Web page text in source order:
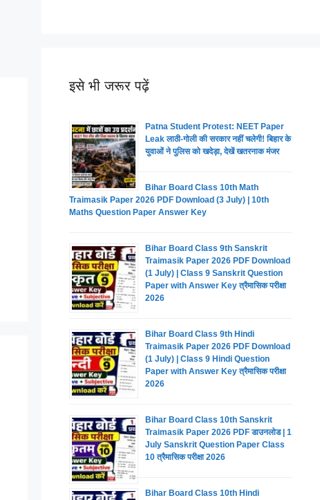
इसे भी जरूर पढ़ें
Patna Student Protest: NEET Paper
Leak लाठी-गोली की सरकार नहीं चलेगी! बिहार के
युवाओं ने पुलिस को खदेड़ा, देखें खतरनाक मंजर
Bihar Board Class 10th Math
Traimasik Paper 2026 PDF Download (3 July) | 10th
Maths Question Paper Answer Key
Bihar Board Class 9th Sanskrit
Traimasik Paper 2026 PDF Download
(1 July) | Class 9 Sanskrit Question
Paper with Answer Key त्रैमासिक परीक्षा
2026
Bihar Board Class 9th Hindi
Traimasik Paper 2026 PDF Download
(1 July) | Class 9 Hindi Question
Paper with Answer Key त्रैमासिक परीक्षा
2026
Bihar Board Class 10th Sanskrit
Traimasik Paper 2026 PDF डाउनलोड | 1
July Sanskrit Question Paper Class
10 त्रैमासिक परीक्षा 2026
Bihar Board Class 10th Hindi